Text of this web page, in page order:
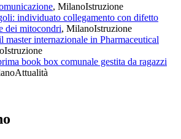
, MilanoIstruzione
individuato collegamento con difetto
dei mitocondri, MilanoIstruzione
master internazionale in Pharmaceutical
Istruzione
book box comunale gestita da ragazzi
Attualità